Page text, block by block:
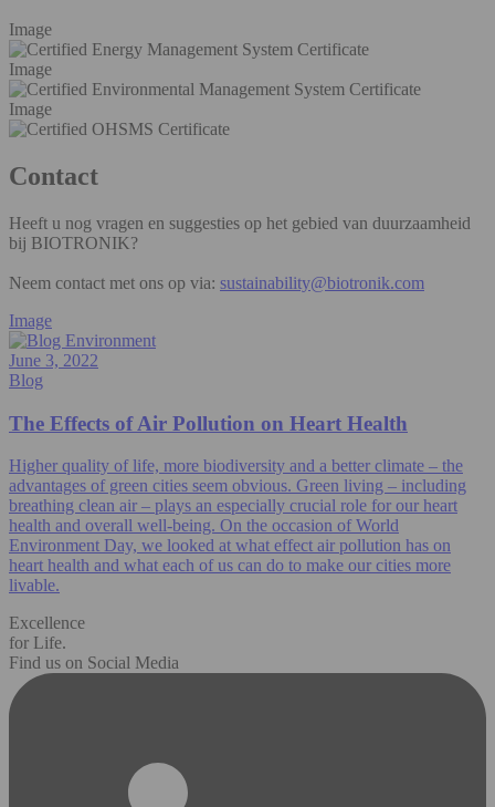
Image
Image
Image
Contact
Heeft u nog vragen en suggesties op het gebied van duurzaamheid
bij BIOTRONIK?
Neem contact met ons op via: sustainability@biotronik.com
Image
June 3, 2022
Blog
The Effects of Air Pollution on Heart Health
Higher quality of life, more biodiversity and a better climate – the
advantages of green cities seem obvious. Green living – including
breathing clean air – plays an especially crucial role for our heart
health and overall well-being. On the occasion of World
Environment Day, we looked at what effect air pollution has on
heart health and what each of us can do to make our cities more
livable.
Excellence
for Life.
Find us on Social Media